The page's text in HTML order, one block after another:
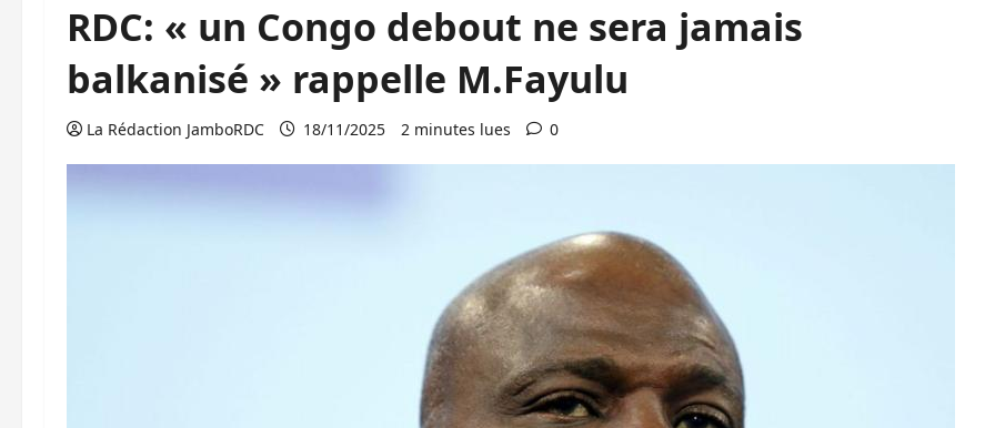
RDC: « un Congo debout ne sera jamais
balkanisé » rappelle M.Fayulu
La Rédaction JamboRDC 18/11/2025 2 minutes lues 0